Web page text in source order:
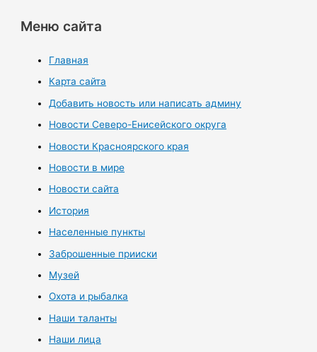
Меню сайта
Главная
Карта сайта
Добавить новость или написать админу
Новости Северо-Енисейского округа
Новости Красноярского края
Новости в мире
Новости сайта
История
Населенные пункты
Заброшенные прииски
Музей
Охота и рыбалка
Наши таланты
Наши лица